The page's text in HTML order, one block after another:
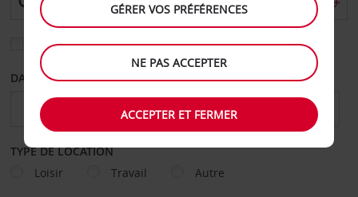
Sélectionnez une autre agence de retour
DATE DE DÉPART DATE DE RETOUR
TYPE DE LOCATION
Loisir
Travail Autre
GÉRER VOS PRÉFÉRENCES
NE PAS ACCEPTER
ACCEPTER ET FERMER